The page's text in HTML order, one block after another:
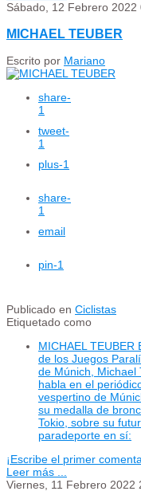
Sábado, 12 Febrero 2022
MICHAEL TEUBER
Escrito por Mariano
share-
1
tweet-
1
plus-1
share-
1
email
pin-1
Publicado en Ciclistas
Etiquetado como
MICHAEL TEUBER
de los Juegos
de Múnich, Michael
habla en el
vespertino de
su medalla de
Tokio, sobre su
paradeporte en sí:
¡Escribe el primer
Leer más ...
Viernes, 11 Febrero 2022